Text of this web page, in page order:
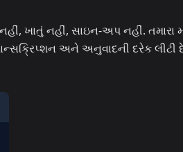
ખાતું નહીં, સાઇન-અપ નહીં. તમારા
અને અનુવાદની દરેક લીટી